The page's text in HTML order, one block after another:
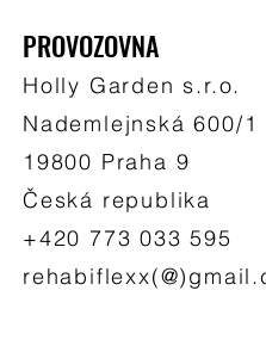
PROVOZOVNA
Holly Garden s.r.o.
Nademlejnská 600/1
19800 Praha 9
Česká republika
+420 773 033 595